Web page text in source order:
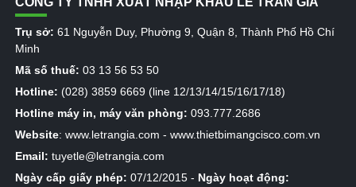
Trụ sở: 61 Nguyễn Duy, Phường 9, Quận 8, Thành Phố Hồ Chí
Minh
Mã số thuế: 03 13 56 53 50
Hotline: (028) 3859 6669 (line 12/13/14/15/16/17/18)
Hotline máy in, máy văn phòng: 093.777.2686
Website: www.letrangia.com - www.thietbimangcisco.com.vn
Email: tuyetle@letrangia.com
Ngày cấp giấy phép: 07/12/2015 - Ngày hoạt động: